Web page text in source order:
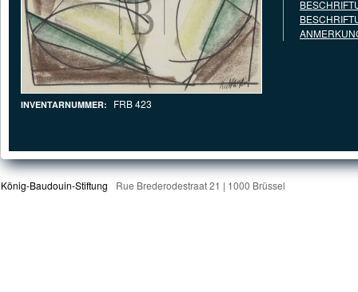
INVENTARNUMMER: FRB 423
König-Baudouin-Stiftung Rue Brederodestraat 21 | 1000 Brüssel